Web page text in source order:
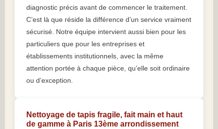
diagnostic précis avant de commencer le traitement.
C’est là que réside la différence d’un service vraiment
sécurisé. Notre équipe intervient aussi bien pour les
particuliers que pour les entreprises et
établissements institutionnels, avec la même
attention portée à chaque pièce, qu’elle soit ordinaire
ou d’exception.
Nettoyage de tapis fragile, fait main et haut
de gamme à Paris 13ème arrondissement